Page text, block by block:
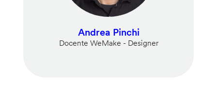
Andrea Pinchi
Docente WeMake - Designer